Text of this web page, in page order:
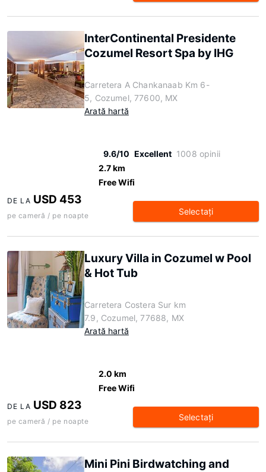
InterContinental Presidente
Cozumel Resort Spa by IHG
Carretera A Chankanaab Km 6-
5, Cozumel, 77600, MX
Arată hartă
9.6/10 Excellent 1008 opinii
2.7 km
Free Wifi
DE LA USD 453
pe cameră / pe noapte Selectaţi
Luxury Villa in Cozumel w Pool
& Hot Tub
Carretera Costera Sur km
7.9, Cozumel, 77688, MX
Arată hartă
2.0 km
Free Wifi
DE LA USD 823
pe cameră / pe noapte Selectaţi
Mini Pini Birdwatching and